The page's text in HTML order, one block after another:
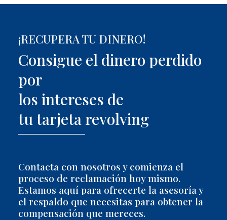
¡RECUPERA TU DINERO!
Consigue el dinero perdido
por
los intereses de
tu tarjeta revolving
Contacta con nosotros y comienza el
proceso de reclamación hoy mismo.
Estamos aquí para ofrecerte la asesoría y
el respaldo que necesitas para obtener la
compensación que mereces.